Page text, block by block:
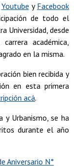
Youtube y Facebook
de todo el
Universidad, desde
académica,
en la misma.
bien recibida y
en esta primera
acá.
Urbanismo, se ha
durante el año
Aniversario N°